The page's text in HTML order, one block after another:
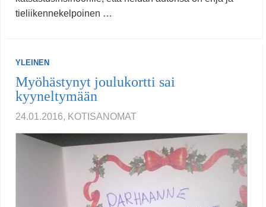
tieliikennekelpoinen …
YLEINEN
Myöhästynyt joulukortti sai
kyyneltymään
24.01.2016, KOTISANOMAT